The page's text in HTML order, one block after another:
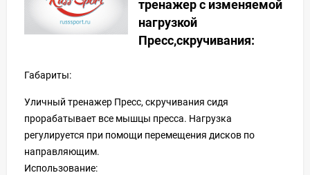
тренажер с изменяемой
нагрузкой
Пресс,скручивания:
Габариты:
Уличный тренажер Пресс, скручивания сидя
прорабатывает все мышцы пресса. Нагрузка
регулируется при помощи перемещения дисков по
направляющим.
Использование: